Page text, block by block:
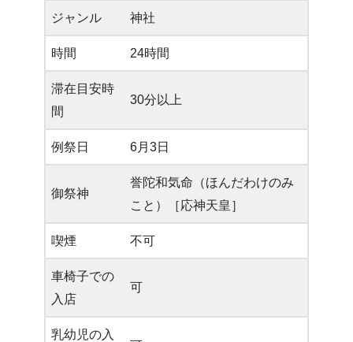
ジャンル 神社
時間 24時間
滞在目安時
間
30分以上
例祭日 6月3日
御祭神
誉陀和気命（ほんだわけのみ
こと）［応神天皇］
喫煙 不可
車椅子での
入店
可
乳幼児の入